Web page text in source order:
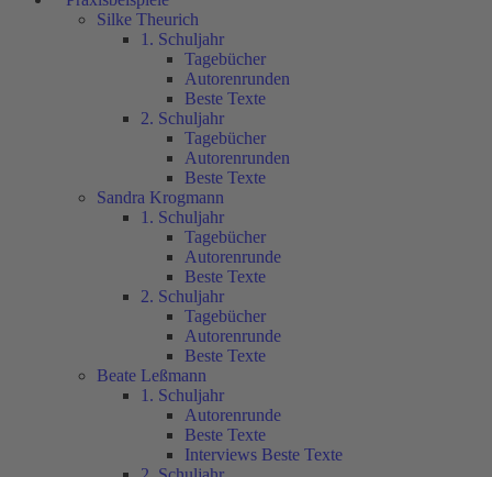
Silke Theurich
1. Schuljahr
Tagebücher
Autorenrunden
Beste Texte
2. Schuljahr
Tagebücher
Autorenrunden
Beste Texte
Sandra Krogmann
1. Schuljahr
Tagebücher
Autorenrunde
Beste Texte
2. Schuljahr
Tagebücher
Autorenrunde
Beste Texte
Beate Leßmann
1. Schuljahr
Autorenrunde
Beste Texte
Interviews Beste Texte